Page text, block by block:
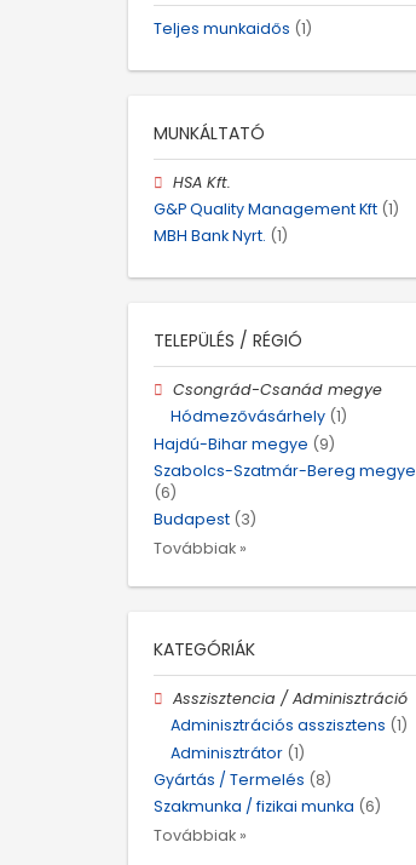
Teljes munkaidős (1)
MUNKÁLTATÓ
HSA Kft.
G&P Quality Management Kft (1)
MBH Bank Nyrt. (1)
TELEPÜLÉS / RÉGIÓ
Csongrád-Csanád megye
Hódmezővásárhely (1)
Hajdú-Bihar megye (9)
Szabolcs-Szatmár-Bereg megye
(6)
Budapest (3)
Továbbiak »
KATEGÓRIÁK
Asszisztencia / Adminisztráció
Adminisztrációs asszisztens (1)
Adminisztrátor (1)
Gyártás / Termelés (8)
Szakmunka / fizikai munka (6)
Továbbiak »